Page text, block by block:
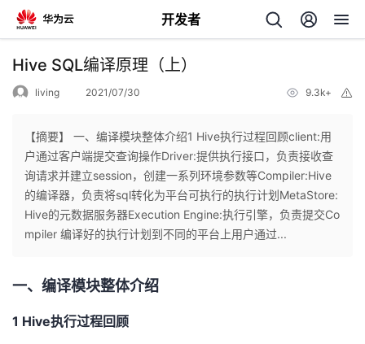
开发者
返
个
人
页
我
开
Hive SQL编译原理（上）
living 2021/07/30 9.3k+
【摘要】 一、编译模块整体介绍1 Hive执行过程回顾client:用
户通过客户端提交查询操作Driver:提供执行接口，负责接收查
询请求并建立session，创建一系列环境参数等Compiler:Hive
的编译器，负责将sql转化为平台可执行的执行计划MetaStore:
Hive的元数据服务器Execution Engine:执行引擎，负责提交Co
mpiler 编译好的执行计划到不同的平台上用户通过...
一、编译模块整体介绍
1 Hive执行过程回顾